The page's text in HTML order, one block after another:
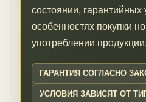
состоянии, гарантийных
особенностях покупки
употреблении продукции.
ГАРАНТИЯ СОГЛАСНО
УСЛОВИЯ ЗАВИСЯТ ОТ